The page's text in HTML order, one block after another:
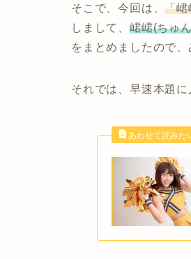
そこで、今回は、「峮
しまして、 峮峮(ちゅ
をまとめましたので
それでは、早速本題に